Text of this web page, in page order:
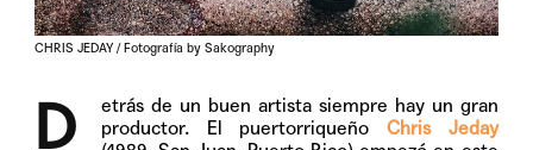
CHRIS JEDAY / Fotografía by Sakography
D
etrás de un buen artista siempre hay un gran
productor. El puertorriqueño Chris Jeday